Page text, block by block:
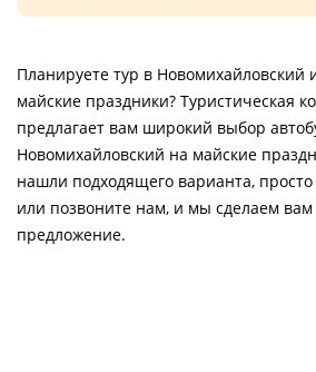
Планируете тур в Новомихайловский
майские праздники? Туристическая
предлагает вам широкий выбор
Новомихайловский на майские
нашли подходящего варианта, просто
или позвоните нам, и мы сделаем
предложение.